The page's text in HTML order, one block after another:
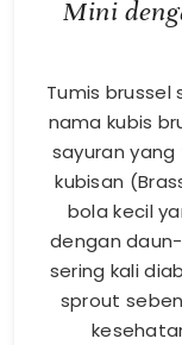
Mini
Tumis
nama kubis
sayuran
kubisan
bola kecil
dengan
sering kali
sprout